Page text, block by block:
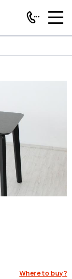
Where to buy?